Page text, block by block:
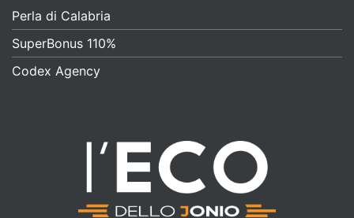
Perla di Calabria
SuperBonus 110%
Codex Agency